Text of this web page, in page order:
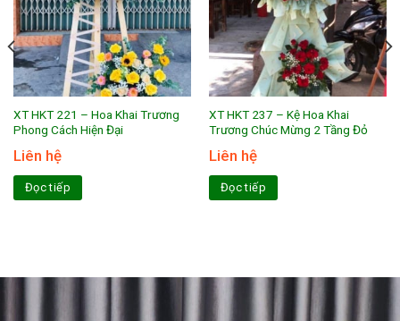
XT HKT 221 – Hoa Khai Trương
Phong Cách Hiện Đại
Liên hệ
Đọc tiếp
XT HKT 237 – Kệ Hoa Khai
Trương Chúc Mừng 2 Tầng Đỏ
Liên hệ
Đọc tiếp